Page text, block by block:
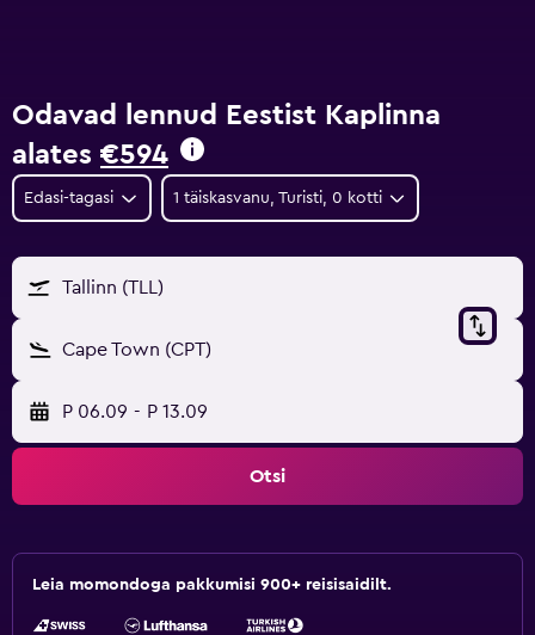
Odavad lennud Eestist Kaplinna
alates €594
Edasi-tagasi 1 täiskasvanu, Turisti, 0 kotti
Tallinn (TLL)
Cape Town (CPT)
P 06.09 - P 13.09
Otsi
Leia momondoga pakkumisi 900+ reisisaidilt.